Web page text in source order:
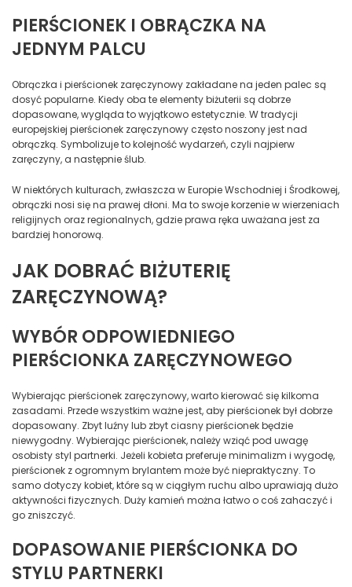
PIERŚCIONEK I OBRĄCZKA NA
JEDNYM PALCU
Obrączka i pierścionek zaręczynowy zakładane na jeden palec są
dosyć popularne. Kiedy oba te elementy biżuterii są dobrze
dopasowane, wygląda to wyjątkowo estetycznie. W tradycji
europejskiej pierścionek zaręczynowy często noszony jest nad
obrączką. Symbolizuje to kolejność wydarzeń, czyli najpierw
zaręczyny, a następnie ślub.
W niektórych kulturach, zwłaszcza w Europie Wschodniej i Środkowej,
obrączki nosi się na prawej dłoni. Ma to swoje korzenie w wierzeniach
religijnych oraz regionalnych, gdzie prawa ręka uważana jest za
bardziej honorową.
JAK DOBRAĆ BIŻUTERIĘ
ZARĘCZYNOWĄ?
WYBÓR ODPOWIEDNIEGO
PIERŚCIONKA ZARĘCZYNOWEGO
Wybierając pierścionek zaręczynowy, warto kierować się kilkoma
zasadami. Przede wszystkim ważne jest, aby pierścionek był dobrze
dopasowany. Zbyt luźny lub zbyt ciasny pierścionek będzie
niewygodny. Wybierając pierścionek, należy wziąć pod uwagę
osobisty styl partnerki. Jeżeli kobieta preferuje minimalizm i wygodę,
pierścionek z ogromnym brylantem może być niepraktyczny. To
samo dotyczy kobiet, które są w ciągłym ruchu albo uprawiają dużo
aktywności fizycznych. Duży kamień można łatwo o coś zahaczyć i
go zniszczyć.
DOPASOWANIE PIERŚCIONKA DO
STYLU PARTNERKI